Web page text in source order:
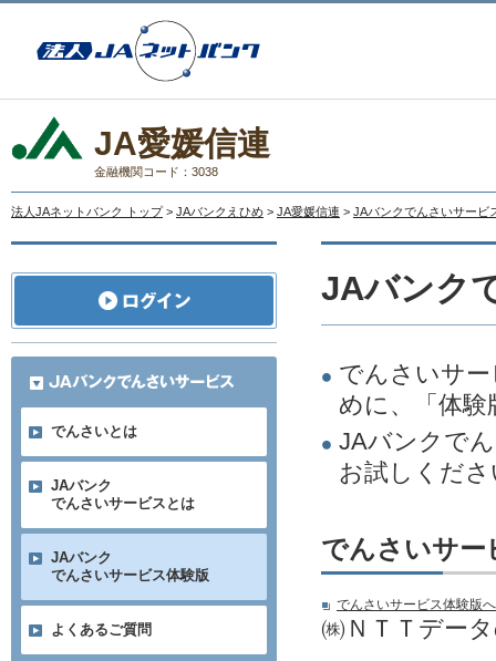
JA愛媛信連
金融機関コード：3038
法人JAネットバンク トップ > JAバンクえひめ > JA愛媛信連 > JAバンクでんさいサービ
JAバンク
でんさいサ
めに、「体
JAバンクで
お試しくださ
でんさいサー
でんさいサービス体験版へ
㈱ＮＴＴデー
でんさいとは
JAバンク
でんさいサービスとは
JAバンク
でんさいサービス体験版
よくあるご質問